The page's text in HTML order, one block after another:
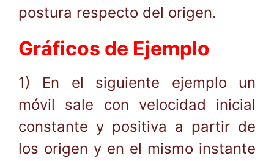
postura respecto del origen.
Gráficos de Ejemplo
1) En el siguiente ejemplo un
móvil sale con velocidad inicial
constante y positiva a partir de
los origen y en el mismo instante